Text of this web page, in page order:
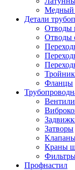
Медный
Детали
Отводы
Отводы
Фланцы
Вентили
Затворы
Краны
Профнастил